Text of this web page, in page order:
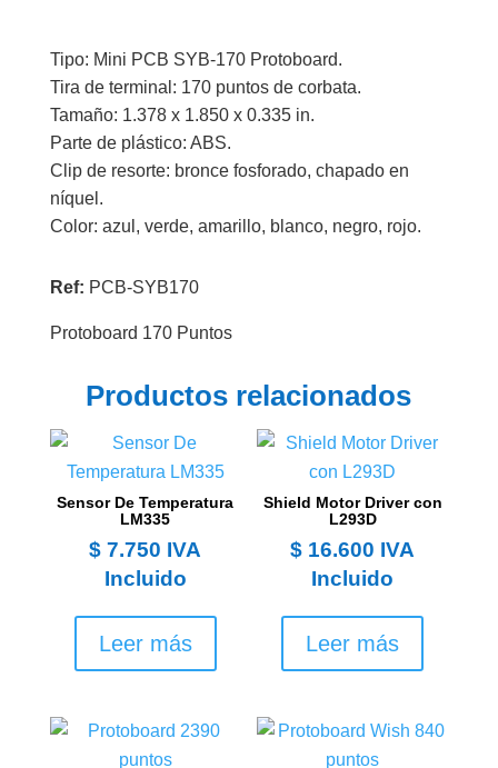
Tipo: Mini PCB SYB-170 Protoboard.
Tira de terminal: 170 puntos de corbata.
Tamaño: 1.378 x 1.850 x 0.335 in.
Parte de plástico: ABS.
Clip de resorte: bronce fosforado, chapado en
níquel.
Color: azul, verde, amarillo, blanco, negro, rojo.
Ref: PCB-SYB170
Protoboard 170 Puntos
Productos relacionados
Sensor De Temperatura
LM335
$ 7.750 IVA
Incluido
Leer más
Shield Motor Driver con
L293D
$ 16.600 IVA
Incluido
Leer más